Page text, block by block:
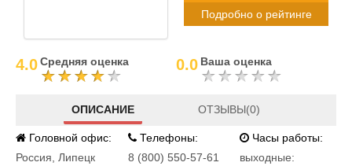
Подробно о рейтинге
4.0Средняя оценка 0.0 Ваша оценка
ОПИСАНИЕ ОТЗЫВЫ(0)
Головной офис:
Россия
Липецк
Телефоны:
8 (800) 550-57-61
Часы работы:
выходные: